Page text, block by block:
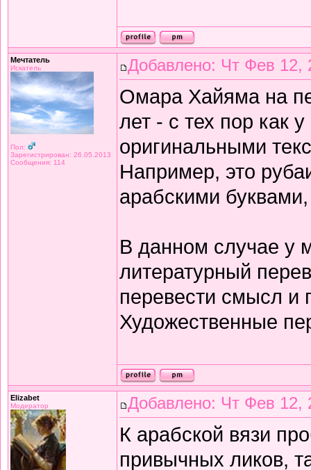
Мечтатель
Искатель
Пол:
Зарегистрирован: 26.05.2013
Сообщения: 114
Добавлено: Чт Фев 12,
Омара Хайяма на
лет - с тех пор как
оригинальными
Например, это
арабскими
В данном случае у
литературный
перевести смысл и
Художественные
Elizabet
Модератор Добавлено: Чт Фев 12,
К арабской вязи
привычных ликов,